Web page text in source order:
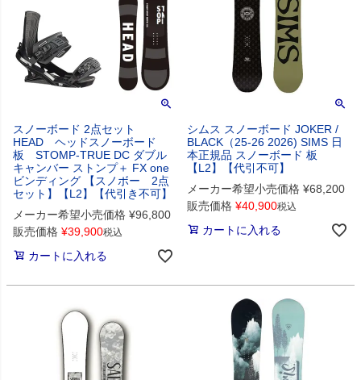
スノーボード 2点セット
HEAD ヘッドスノーボード
板 STOMP-TRUE DC ダブル
キャンバー ストンプ＋ FX one
ビンディング 【スノボー 2点
セット】【L2】【代引き不可】
メーカー希望小売価格 ¥96,800
販売価格 ¥39,900税込
カートに入れる
シムス スノーボード JOKER /
BLACK（25-26 2026) SIMS 日
本正規品 スノーボード 板
【L2】【代引不可】
メーカー希望小売価格 ¥68,200
販売価格 ¥40,900税込
カートに入れる